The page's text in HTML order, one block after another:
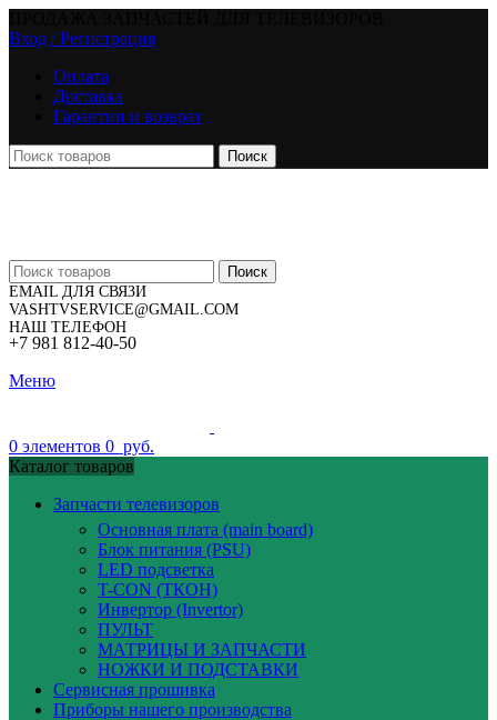
Вход / Регистрация
Оплата
Доставка
Гарантии и возврат
Поиск
Поиск
EMAIL ДЛЯ СВЯЗИ
VASHTVSERVICE@GMAIL.COM
НАШ ТЕЛЕФОН
+7 981 812-40-50
Меню
0 элементов 0 руб.
Каталог товаров
Запчасти телевизоров
Основная плата (main board)
Блок питания (PSU)
LED подсветка
T-CON (ТКОН)
Инвертор (Invertor)
ПУЛЬТ
МАТРИЦЫ И ЗАПЧАСТИ
НОЖКИ И ПОДСТАВКИ
Сервисная прошивка
Приборы нашего производства